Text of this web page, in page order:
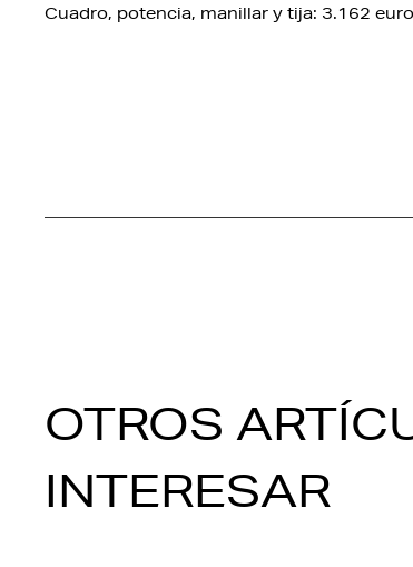
Cuadro, potencia, manillar y tija: 3.162
OTROS
INTERESAR